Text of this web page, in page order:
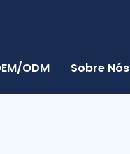
ODM Sobre Nós